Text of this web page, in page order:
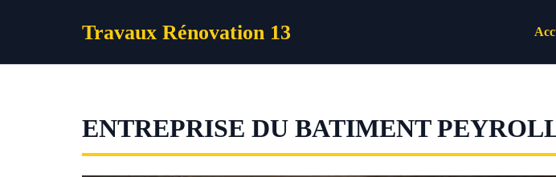
Travaux Rénovation 13
ENTREPRISE DU BATIMENT